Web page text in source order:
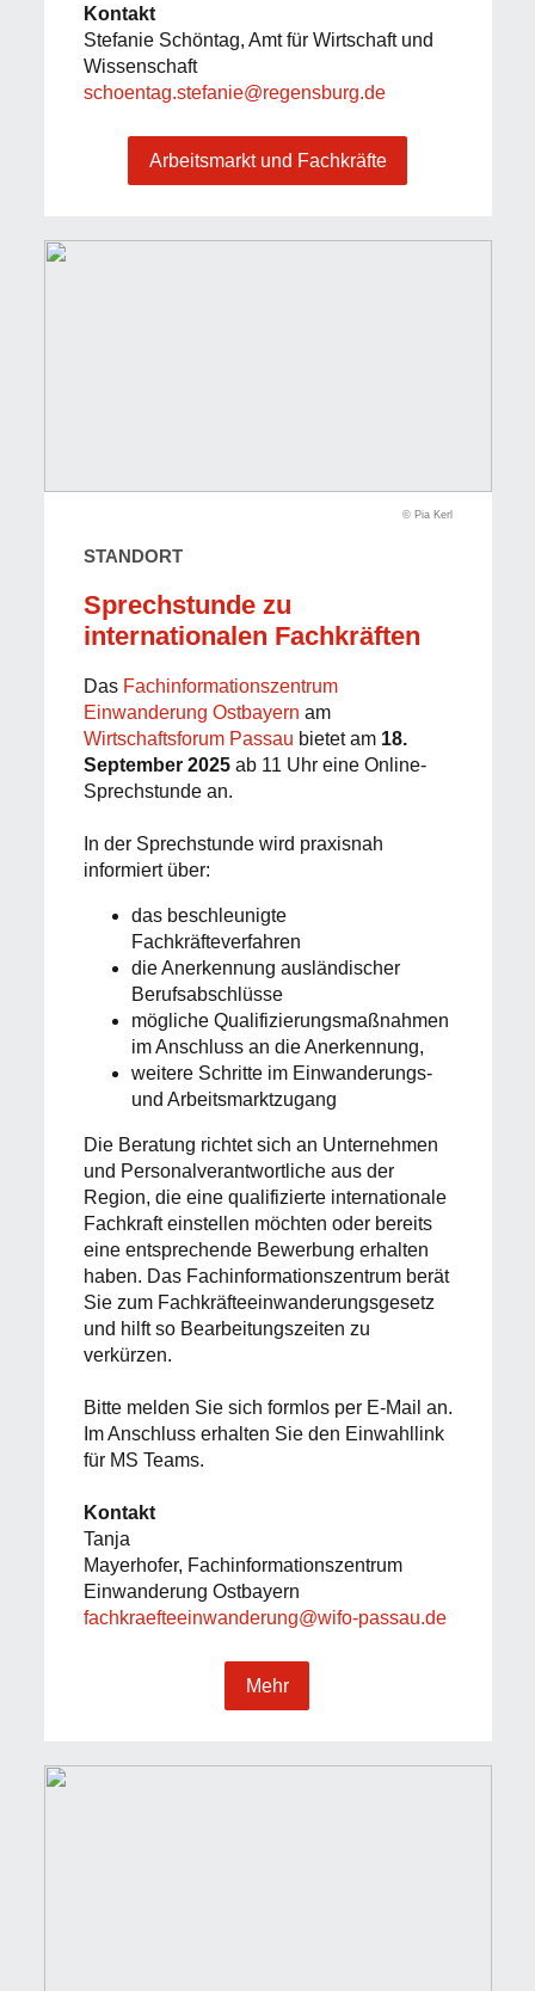
Kontakt
Stefanie Schöntag, Amt für Wirtschaft und
Wissenschaft
schoentag.stefanie@regensburg.de
Arbeitsmarkt und Fachkräfte
© Pia Kerl
STANDORT
Sprechstunde zu
internationalen Fachkräften
Das Fachinformationszentrum
Einwanderung Ostbayern am
Wirtschaftsforum Passau bietet am18.
September 2025ab 11 Uhr eine Online-
Sprechstunde an.
In der Sprechstunde wird praxisnah
informiert über:
das beschleunigte
Fachkräfteverfahren
die Anerkennung ausländischer
Berufsabschlüsse
mögliche Qualifizierungsmaßnahmen
im Anschluss an die Anerkennung,
weitere Schritte im Einwanderungs-
und Arbeitsmarktzugang
Die Beratung richtet sich an Unternehmen
und Personalverantwortliche aus der
Region, die eine qualifizierte internationale
Fachkraft einstellen möchten oder bereits
eine entsprechende Bewerbung erhalten
haben. Das Fachinformationszentrum berät
Sie zum Fachkräfteeinwanderungsgesetz
und hilft so Bearbeitungszeiten zu
verkürzen.
Bitte melden Sie sich formlos per E-Mail an.
Im Anschluss erhalten Sie den Einwahllink
für MS Teams.
Kontakt
Tanja
Mayerhofer, Fachinformationszentrum
Einwanderung Ostbayern
fachkraefteeinwanderung@wifo-passau.de
Mehr